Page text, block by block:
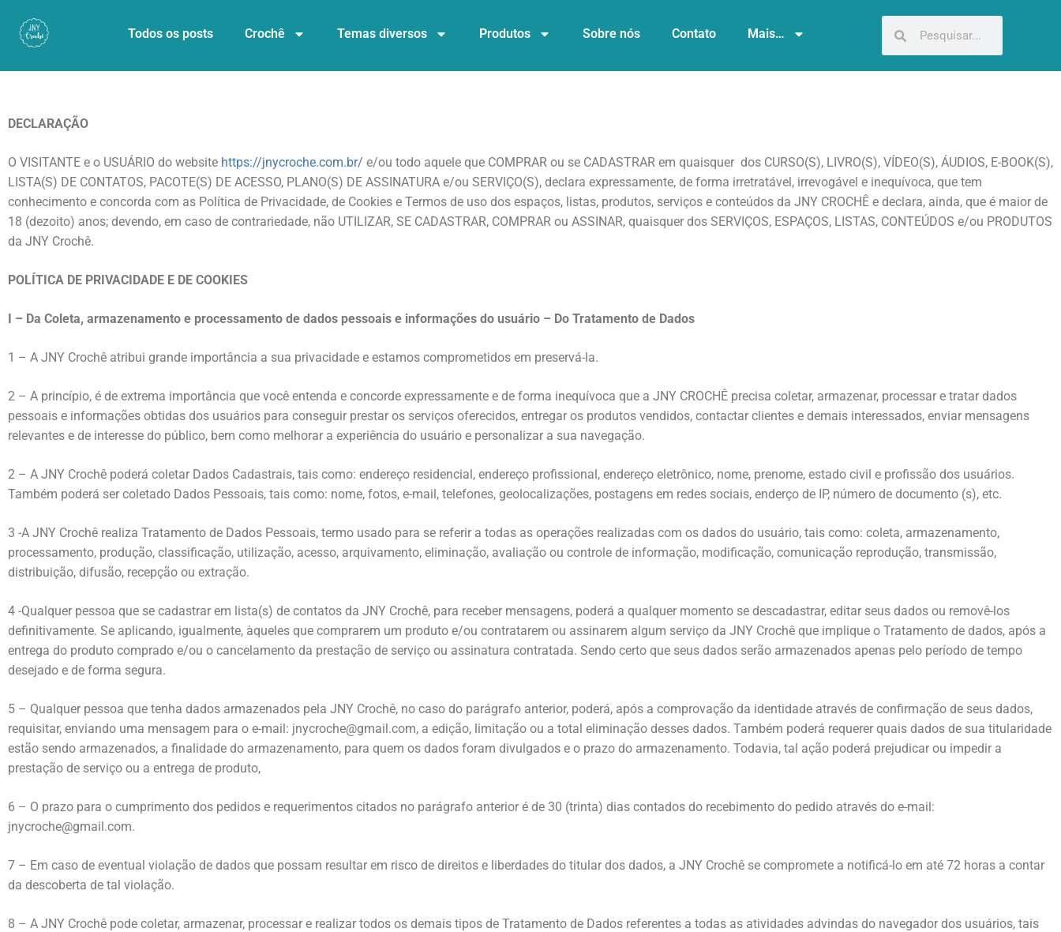
Todos os posts Crochê Temas diversos Produtos Sobre nós Contato Mais…
DECLARAÇÃO
O VISITANTE e o USUÁRIO do website https://jnycroche.com.br/ e/ou todo aquele que COMPRAR ou se CADASTRAR em quaisquer dos CURSO(S), LIVRO(S), VÍDEO(S), ÁUDIOS, E-BOOK(S),
LISTA(S) DE CONTATOS, PACOTE(S) DE ACESSO, PLANO(S) DE ASSINATURA e/ou SERVIÇO(S), declara expressamente, de forma irretratável, irrevogável e inequívoca, que tem
conhecimento e concorda com as Política de Privacidade, de Cookies e Termos de uso dos espaços, listas, produtos, serviços e conteúdos da JNY CROCHÊ e declara, ainda, que é maior de
18 (dezoito) anos; devendo, em caso de contrariedade, não UTILIZAR, SE CADASTRAR, COMPRAR ou ASSINAR, quaisquer dos SERVIÇOS, ESPAÇOS, LISTAS, CONTEÚDOS e/ou PRODUTOS
da JNY Crochê.
POLÍTICA DE PRIVACIDADE E DE COOKIES
I – Da Coleta, armazenamento e processamento de dados pessoais e informações do usuário – Do Tratamento de Dados
1 – A JNY Crochê atribui grande importância a sua privacidade e estamos comprometidos em preservá-la.
2 – A princípio, é de extrema importância que você entenda e concorde expressamente e de forma inequívoca que a JNY CROCHÊ precisa coletar, armazenar, processar e tratar dados
pessoais e informações obtidas dos usuários para conseguir prestar os serviços oferecidos, entregar os produtos vendidos, contactar clientes e demais interessados, enviar mensagens
relevantes e de interesse do público, bem como melhorar a experiência do usuário e personalizar a sua navegação.
2 – A JNY Crochê poderá coletar Dados Cadastrais, tais como: endereço residencial, endereço profissional, endereço eletrônico, nome, prenome, estado civil e profissão dos usuários.
Também poderá ser coletado Dados Pessoais, tais como: nome, fotos, e-mail, telefones, geolocalizações, postagens em redes sociais, enderço de IP, número de documento (s), etc.
3 -A JNY Crochê realiza Tratamento de Dados Pessoais, termo usado para se referir a todas as operações realizadas com os dados do usuário, tais como: coleta, armazenamento,
processamento, produção, classificação, utilização, acesso, arquivamento, eliminação, avaliação ou controle de informação, modificação, comunicação reprodução, transmissão,
distribuição, difusão, recepção ou extração.
4 -Qualquer pessoa que se cadastrar em lista(s) de contatos da JNY Crochê, para receber mensagens, poderá a qualquer momento se descadastrar, editar seus dados ou removê-los
definitivamente. Se aplicando, igualmente, àqueles que comprarem um produto e/ou contratarem ou assinarem algum serviço da JNY Crochê que implique o Tratamento de dados, após a
entrega do produto comprado e/ou o cancelamento da prestação de serviço ou assinatura contratada. Sendo certo que seus dados serão armazenados apenas pelo período de tempo
desejado e de forma segura.
5 – Qualquer pessoa que tenha dados armazenados pela JNY Crochê, no caso do parágrafo anterior, poderá, após a comprovação da identidade através de confirmação de seus dados,
requisitar, enviando uma mensagem para o e-mail: jnycroche@gmail.com, a edição, limitação ou a total eliminação desses dados. Também poderá requerer quais dados de sua titularidade
estão sendo armazenados, a finalidade do armazenamento, para quem os dados foram divulgados e o prazo do armazenamento. Todavia, tal ação poderá prejudicar ou impedir a
prestação de serviço ou a entrega de produto,
6 – O prazo para o cumprimento dos pedidos e requerimentos citados no parágrafo anterior é de 30 (trinta) dias contados do recebimento do pedido através do e-mail:
jnycroche@gmail.com.
7 – Em caso de eventual violação de dados que possam resultar em risco de direitos e liberdades do titular dos dados, a JNY Crochê se compromete a notificá-lo em até 72 horas a contar
da descoberta de tal violação.
8 – A JNY Crochê pode coletar, armazenar, processar e realizar todos os demais tipos de Tratamento de Dados referentes a todas as atividades advindas do navegador dos usuários, tais